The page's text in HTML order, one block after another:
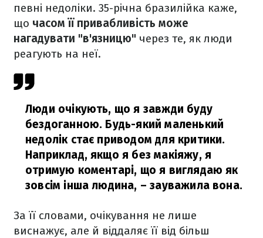
певні недоліки. 35-річна бразилійка каже,
що часом її привабливість може
нагадувати "в'язницю" через те, як люди
реагують на неї.
Люди очікують, що я завжди буду
бездоганною. Будь-який маленький
недолік стає приводом для критики.
Наприклад, якщо я без макіяжу, я
отримую коментарі, що я виглядаю як
зовсім інша людина, – зауважила вона.
За її словами, очікування не лише
виснажує, але й віддаляє її від більш